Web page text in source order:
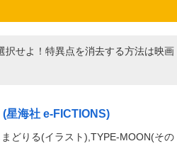
せよ！特異点を消去する方法は映画
海社 e-FICTIONS)
どりる(イラスト),TYPE-MOON(その